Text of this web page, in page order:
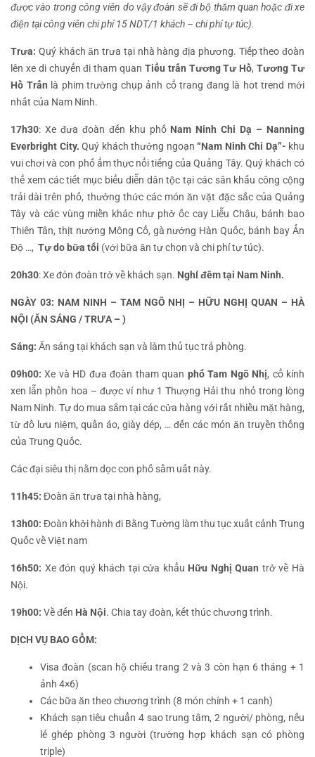
được vào trong công viên do vậy đoàn sẽ đi bộ thăm quan hoặc đi xe
điện tại công viên chi phí 15 NDT/1 khách – chi phí tự túc).
Trưa: Quý khách ăn trưa tại nhà hàng địa phương. Tiếp theo đoàn
lên xe di chuyển đi tham quan Tiểu trấn Tương Tư Hồ,Tương Tư
Hồ Trấn là phim trường chụp ảnh cổ trang đang là hot trend mới
nhất của Nam Ninh.
17h30: Xe đưa đoàn đến khu phố Nam Ninh Chi Dạ – Nanning
Everbright City. Quý khách thưởng ngoạn “Nam Ninh Chi Dạ”- khu
vui chơi và con phố ẩm thực nổi tiếng của Quảng Tây. Quý khách có
thể xem các tiết mục biểu diễn dân tộc tại các sân khấu công cộng
trải dài trên phố, thưởng thức các món ăn vặt đặc sắc của Quảng
Tây và các vùng miền khác như phở ốc cay Liễu Châu, bánh bao
Thiên Tân, thịt nướng Mông Cổ, gà nướng Hàn Quốc, bánh bay Ấn
Độ …, Tự do bữa tối (với bữa ăn tự chọn và chi phí tự túc).
20h30: Xe đón đoàn trở về khách sạn. Nghỉ đêm tại Nam Ninh.
NGÀY 03: NAM NINH – TAM NGÕ NHỊ – HỮU NGHỊ QUAN – HÀ
NỘI (ĂN SÁNG / TRƯA – )
Sáng: Ăn sáng tại khách sạn và làm thủ tục trả phòng.
09h00: Xe và HD đưa đoàn tham quan phố Tam Ngõ Nhị, cổ kính
xen lẫn phồn hoa – được ví như 1 Thượng Hải thu nhỏ trong lòng
Nam Ninh. Tự do mua sắm tại các cửa hàng với rất nhiều mặt hàng,
từ đồ lưu niệm, quần áo, giày dép, … đến các món ăn truyền thống
của Trung Quốc.
Các đại siêu thị nằm dọc con phố sầm uất này.
11h45: Đoàn ăn trưa tại nhà hàng,
13h00: Đoàn khởi hành đi Bằng Tường làm thu tục xuất cảnh Trung
Quốc về Việt nam
16h50: Xe đón quý khách tại cửa khẩu Hữu Nghị Quan trở về Hà
Nội.
19h00: Về đến Hà Nội. Chia tay đoàn, kết thúc chương trình.
DỊCH VỤ BAO GỒM:
Visa đoàn (scan hộ chiếu trang 2 và 3 còn hạn 6 tháng + 1
ảnh 4×6)
Các bữa ăn theo chương trình (8 món chính + 1 canh)
Khách sạn tiêu chuẩn 4 sao trung tâm, 2 người/ phòng, nếu
lẻ ghép phòng 3 người (trường hợp khách sạn có phòng
triple)